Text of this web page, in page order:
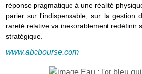
réponse pragmatique à une réalité
parier sur l'indispensable, sur la gestion
rareté relative va inexorablement redéfinir
stratégique.
www.abcbourse.com